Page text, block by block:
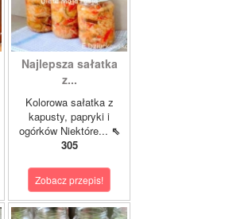
Najlepsza sałatka
z...
Kolorowa sałatka z
kapusty, papryki i
ogórków Niektóre... ⇖
305
Zobacz przepis!